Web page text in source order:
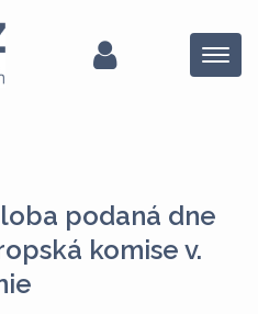
Menu
podaná dne
komise v.